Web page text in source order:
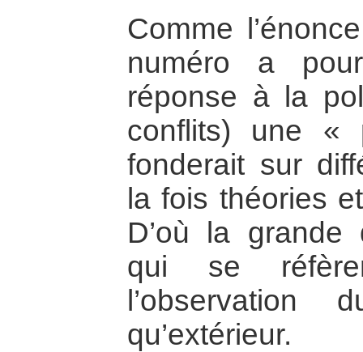
Comme
numéro a
réponse à la
conflits) une «
fonderait sur
la fois théories
D’où la grande
qui se
l’observation
qu’extérieur.